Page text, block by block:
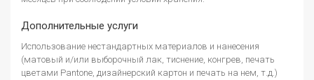
Дополнительные услуги
Использование нестандартных материалов и нанесения
(матовый и/или выборочный лак, тиснение, конгрев, печать
цветами Pantone, дизайнерский картон и печать на нем, т.д.)